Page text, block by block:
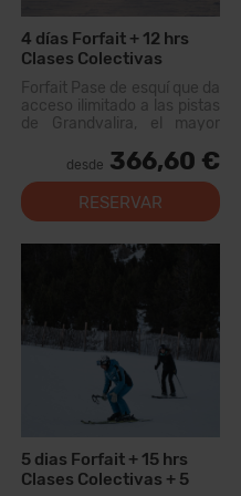
4 días Forfait + 12 hrs
Clases Colectivas
Forfait Pase de esquí que da
acceso ilimitado a las pistas
de Grandvalira, el mayor
Pirineos. Con este forfait
podrás recorrer más de...
desde 366,60 €
RESERVAR
5 dias Forfait + 15 hrs
Clases Colectivas + 5